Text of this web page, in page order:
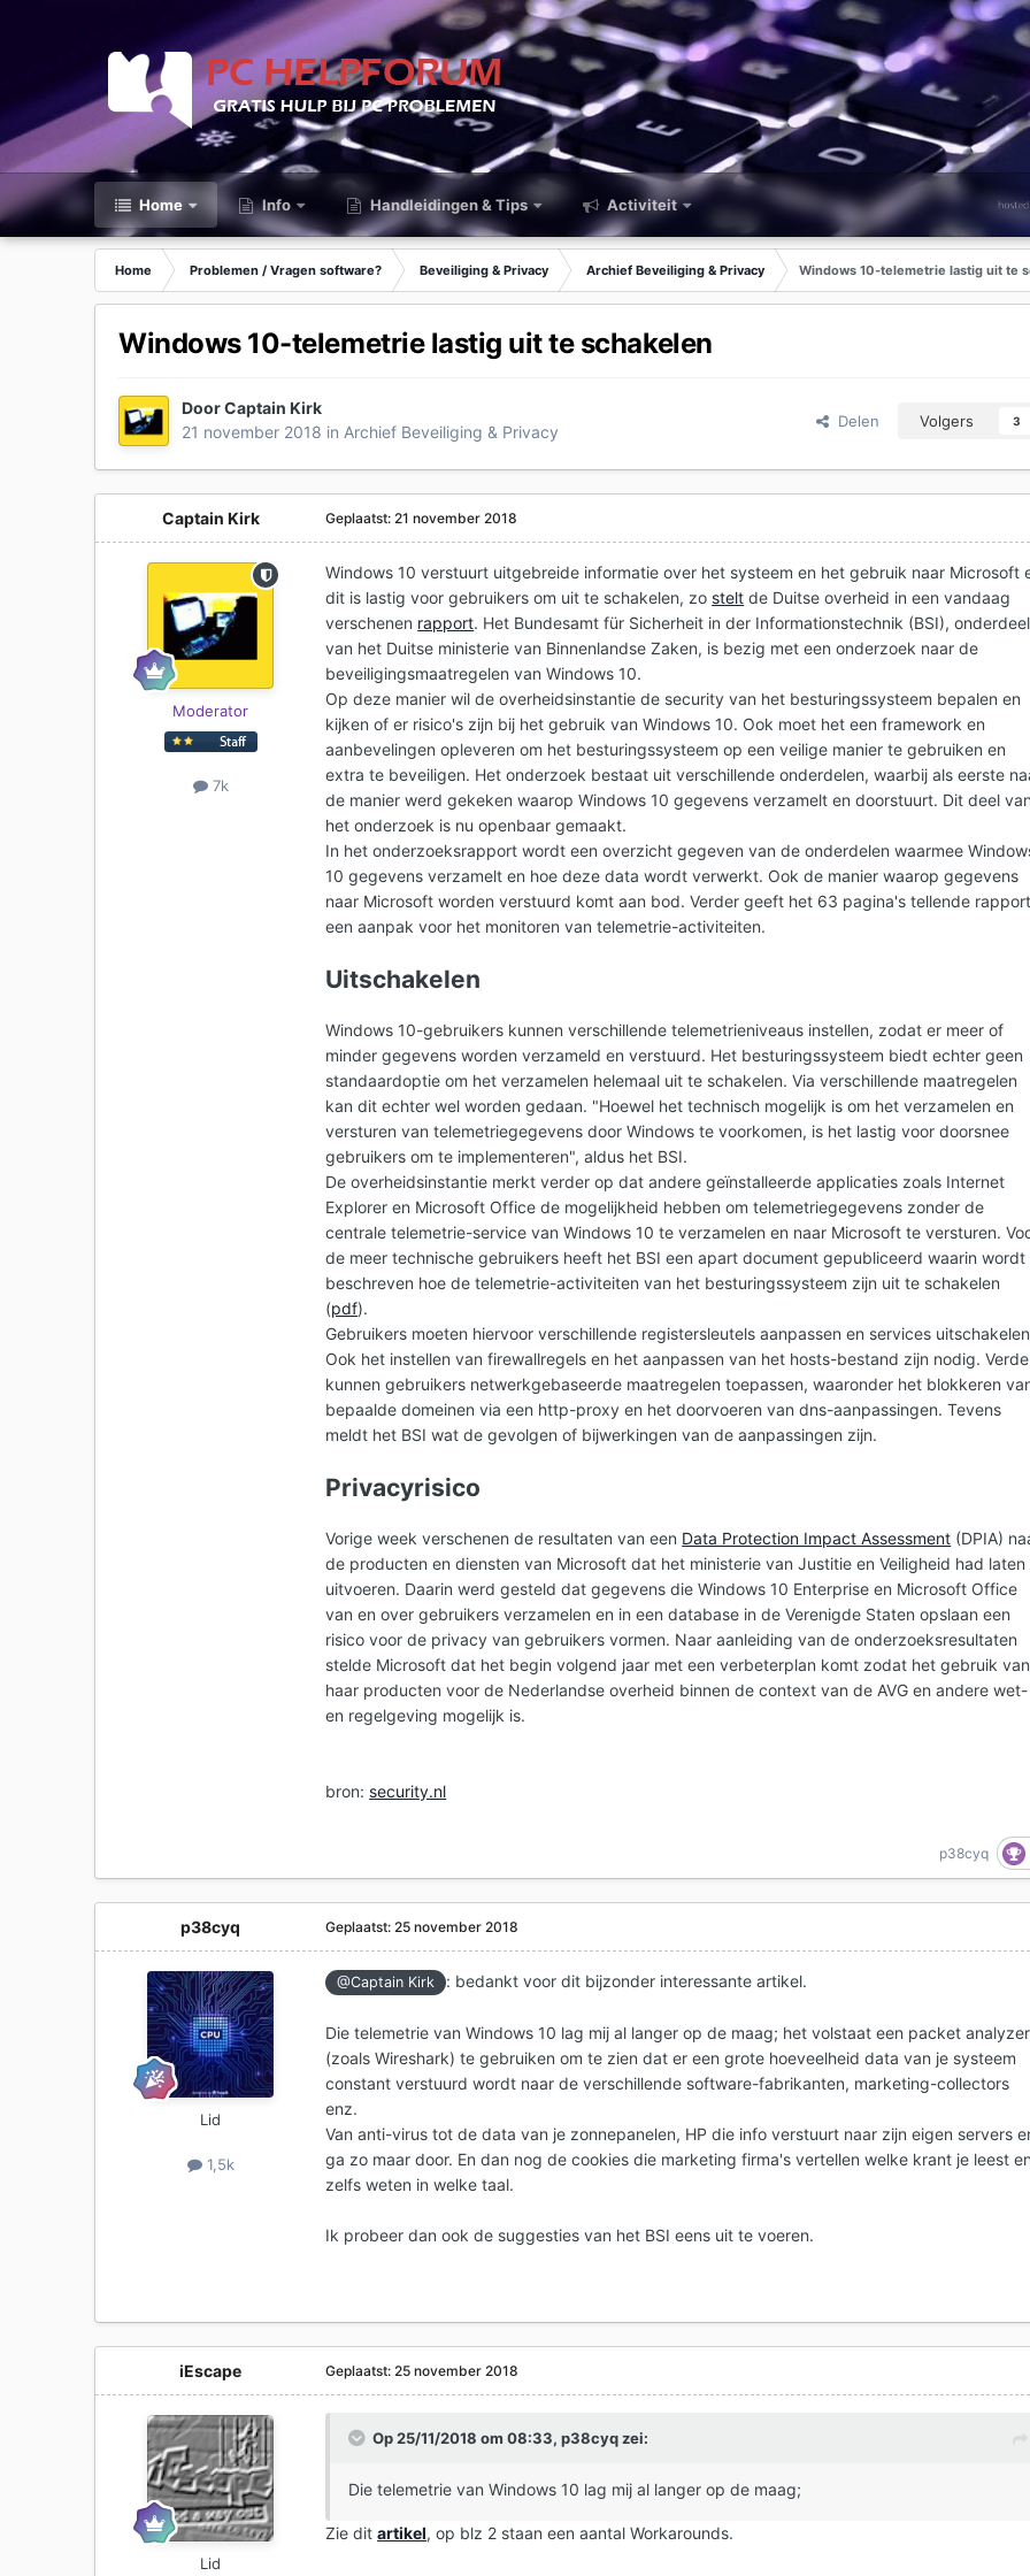
Home Info Handleidingen & Tips Activiteit
Home Problemen / Vragen software? Beveiliging & Privacy Archief Beveiliging & Privacy Windows 10-telemetrie lastig uit te
Windows 10-telemetrie lastig uit te schakelen
DoorCaptain Kirk
21 november 2018 in Archief Beveiliging & Privacy
Delen Volgers 3
Captain Kirk
Moderator
7k
Geplaatst:21 november 2018
Windows 10 verstuurt uitgebreide informatie over het systeem en het gebruik naar Microsoft
dit is lastig voor gebruikers om uit te schakelen, zo stelt de Duitse overheid in een vandaag
verschenen rapport. Het Bundesamt für Sicherheit in der Informationstechnik (BSI), onderdeel
van het Duitse ministerie van Binnenlandse Zaken, is bezig met een onderzoek naar de
beveiligingsmaatregelen van Windows 10.
Op deze manier wil de overheidsinstantie de security van het besturingssysteem bepalen en
kijken of er risico's zijn bij het gebruik van Windows 10. Ook moet het een framework en
aanbevelingen opleveren om het besturingssysteem op een veilige manier te gebruiken en
extra te beveiligen. Het onderzoek bestaat uit verschillende onderdelen, waarbij als eerste
de manier werd gekeken waarop Windows 10 gegevens verzamelt en doorstuurt. Dit deel
het onderzoek is nu openbaar gemaakt.
In het onderzoeksrapport wordt een overzicht gegeven van de onderdelen waarmee
10 gegevens verzamelt en hoe deze data wordt verwerkt. Ook de manier waarop gegevens
naar Microsoft worden verstuurd komt aan bod. Verder geeft het 63 pagina's tellende
een aanpak voor het monitoren van telemetrie-activiteiten.
Uitschakelen
Windows 10-gebruikers kunnen verschillende telemetrieniveaus instellen, zodat er meer of
minder gegevens worden verzameld en verstuurd. Het besturingssysteem biedt echter geen
standaardoptie om het verzamelen helemaal uit te schakelen. Via verschillende maatregelen
kan dit echter wel worden gedaan. "Hoewel het technisch mogelijk is om het verzamelen en
versturen van telemetriegegevens door Windows te voorkomen, is het lastig voor doorsnee
gebruikers om te implementeren", aldus het BSI.
De overheidsinstantie merkt verder op dat andere geïnstalleerde applicaties zoals Internet
Explorer en Microsoft Office de mogelijkheid hebben om telemetriegegevens zonder de
centrale telemetrie-service van Windows 10 te verzamelen en naar Microsoft te versturen.
de meer technische gebruikers heeft het BSI een apart document gepubliceerd waarin wordt
beschreven hoe de telemetrie-activiteiten van het besturingssysteem zijn uit te schakelen
(pdf).
Gebruikers moeten hiervoor verschillende registersleutels aanpassen en services
Ook het instellen van firewallregels en het aanpassen van het hosts-bestand zijn nodig.
kunnen gebruikers netwerkgebaseerde maatregelen toepassen, waaronder het blokkeren
bepaalde domeinen via een http-proxy en het doorvoeren van dns-aanpassingen. Tevens
meldt het BSI wat de gevolgen of bijwerkingen van de aanpassingen zijn.
Privacyrisico
Vorige week verschenen de resultaten van een Data Protection Impact Assessment (DPIA)
de producten en diensten van Microsoft dat het ministerie van Justitie en Veiligheid had laten
uitvoeren. Daarin werd gesteld dat gegevens die Windows 10 Enterprise en Microsoft Office
van en over gebruikers verzamelen en in een database in de Verenigde Staten opslaan een
risico voor de privacy van gebruikers vormen. Naar aanleiding van de onderzoeksresultaten
stelde Microsoft dat het begin volgend jaar met een verbeterplan komt zodat het gebruik van
haar producten voor de Nederlandse overheid binnen de context van de AVG en andere wet-
en regelgeving mogelijk is.
bron: security.nl
p38cyq
p38cyq
Lid
1,5k
Geplaatst:25 november 2018
@Captain Kirk : bedankt voor dit bijzonder interessante artikel.
Die telemetrie van Windows 10 lag mij al langer op de maag; het volstaat een packet analyzer
(zoals Wireshark) te gebruiken om te zien dat er een grote hoeveelheid data van je systeem
constant verstuurd wordt naar de verschillende software-fabrikanten, marketing-collectors
enz.
Van anti-virus tot de data van je zonnepanelen, HP die info verstuurt naar zijn eigen servers
ga zo maar door. En dan nog de cookies die marketing firma's vertellen welke krant je leest
zelfs weten in welke taal.
Ik probeer dan ook de suggesties van het BSI eens uit te voeren.
iEscape
Lid
Geplaatst:25 november 2018
Op 25/11/2018 om 08:33,p38cyqzei:
Die telemetrie van Windows 10 lag mij al langer op de maag;
Zie ditartikel, op blz 2 staan een aantal Workarounds.